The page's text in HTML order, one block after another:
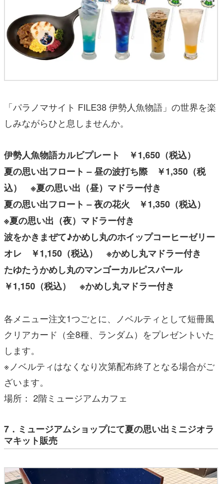
「パラノマサイト FILE38 伊勢人魚物語」の世界を楽
しみながらひと息しませんか。
伊勢人魚物語カルビプレート ￥1,650（税込）
夏の思い出フロート – 昼の波打ち際 ￥1,350（税
込） ※夏の思い出（昼）マドラー付き
夏の思い出フロート – 夜の花火 ￥1,350（税込）
※夏の思い出（夜）マドラー付き
波をかきまぜて♪かめし丸のホイップコーヒーゼリー
オレ ￥1,150（税込） ※かめし丸マドラー付き
たゆたうかめし丸のマンゴーカルピスパール
￥1,150（税込） ※かめし丸マドラー付き
各メニュー注文1つごとに、ノベルティとして短冊風
クリアカード（全8種、ランダム）をプレゼントいた
します。
※ノベルティはなくなり次第配布終了となる場合がご
ざいます。
場所： 2階ミュージアムカフェ
7．ミュージアムショップにて夏の思い出ミニジオラ
マキット販売